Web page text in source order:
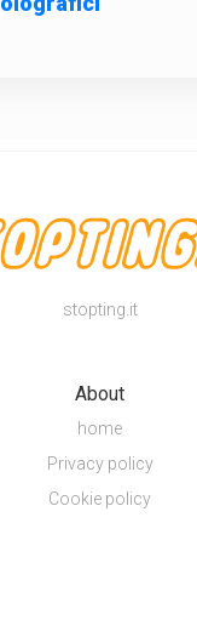
stopting.it
About
home
Privacy policy
Cookie policy